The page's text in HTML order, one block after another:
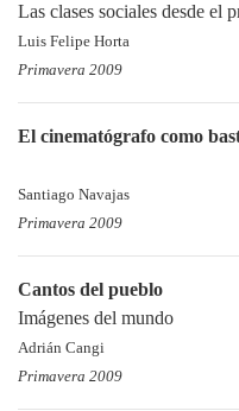
Las clases sociales desde el
Luis Felipe Horta
Primavera 2009
El cinematógrafo como
Santiago Navajas
Primavera 2009
Cantos del pueblo
Imágenes del mundo
Adrián Cangi
Primavera 2009